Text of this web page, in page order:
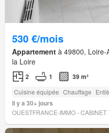
530 €/mois
Appartement à 49800, Loire-
la Loire
2 1 39 m²
Cuisine équipée Chauffage
Il y a 30+ jours
OUESTFRANCE-IMMO - CABINET